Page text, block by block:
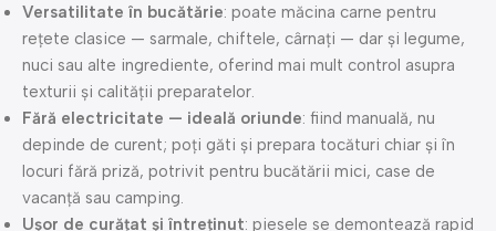
Versatilitate în bucătărie: poate măcina carne pentru
rețete clasice — sarmale, chiftele, cârnați — dar și legume,
nuci sau alte ingrediente, oferind mai mult control asupra
texturii și calității preparatelor.
Fără electricitate — ideală oriunde: fiind manuală, nu
depinde de curent; poți găti și prepara tocături chiar și în
locuri fără priză, potrivit pentru bucătării mici, case de
vacanță sau camping.
Ușor de curățat și întreținut: piesele se demontează rapid